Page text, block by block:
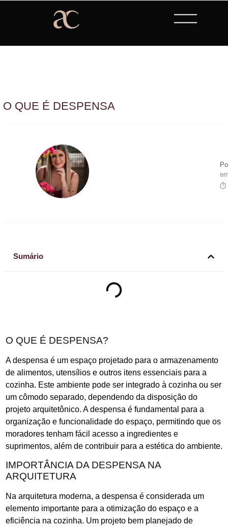
O QUE É DESPENSA
⏱
Sumário
O QUE É DESPENSA?
A despensa é um espaço projetado para o armazenamento
de alimentos, utensílios e outros itens essenciais para a
cozinha. Este ambiente pode ser integrado à cozinha ou ser
um cômodo separado, dependendo da disposição do
projeto arquitetônico. A despensa é fundamental para a
organização e funcionalidade do espaço, permitindo que os
moradores tenham fácil acesso a ingredientes e
suprimentos, além de contribuir para a estética do ambiente.
IMPORTÂNCIA DA DESPENSA NA
ARQUITETURA
Na arquitetura moderna, a despensa é considerada um
elemento importante para a otimização do espaço e a
eficiência na cozinha. Um projeto bem planejado de